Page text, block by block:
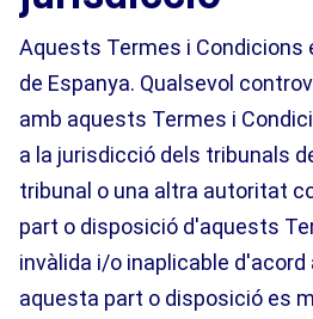
Aquests Termes i Condicions
de Espanya. Qualsevol
amb aquests Termes i
a la jurisdicció dels tribunals
tribunal o una altra autoritat
part o disposició d'aquests
invàlida i/o inaplicable d'acord
aquesta part o disposició es